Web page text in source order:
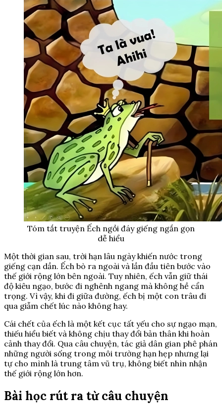
Tóm tắt truyện Ếch ngồi đáy giếng ngắn gọn
dễ hiểu
Một thời gian sau, trời hạn lâu ngày khiến nước trong
giếng cạn dần. Ếch bò ra ngoài và lần đầu tiên bước vào
thế giới rộng lớn bên ngoài. Tuy nhiên, ếch vẫn giữ thái
độ kiêu ngạo, bước đi nghênh ngang mà không hề cẩn
trọng. Vì vậy, khi đi giữa đường, ếch bị một con trâu đi
qua giẫm chết lúc nào không hay.
Cái chết của ếch là một kết cục tất yếu cho sự ngạo mạn,
thiếu hiểu biết và không chịu thay đổi bản thân khi hoàn
cảnh thay đổi. Qua câu chuyện, tác giả dân gian phê phán
những người sống trong môi trường hạn hẹp nhưng lại
tự cho mình là trung tâm vũ trụ, không biết nhìn nhận
thế giới rộng lớn hơn.
Bài học rút ra từ câu chuyện